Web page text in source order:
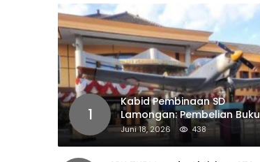
1
Kabid Pembinaan SD
Lamongan: Pembelian Buku
Pendamping Tidak Boleh
Dipaksakan
Juni 18, 2026 438